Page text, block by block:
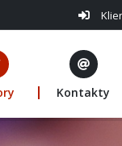
Kontakty